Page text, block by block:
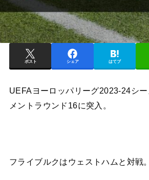
ポスト シェア はてブ
UEFAヨーロッパリーグ2023-24シ
メントラウンド16に突入。
フライブルクはウェストハムと対戦。